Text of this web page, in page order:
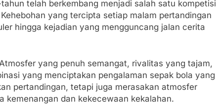
telah berkembang menjadi salah satu kompetisi
yang tercipta setiap malam pertandingan
hingga kejadian yang mengguncang jalan cerita
yang penuh semangat, rivalitas yang tajam,
yang menciptakan pengalaman sepak bola yang
pertandingan, tetapi juga merasakan atmosfer
kemenangan dan kekecewaan kekalahan.